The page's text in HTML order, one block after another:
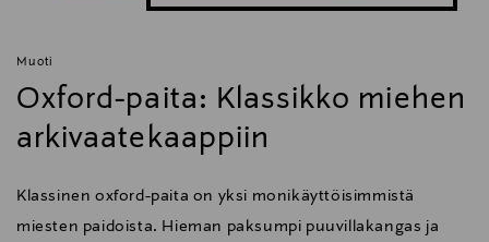
Muoti
Oxford-paita: Klassikko miehen
arkivaatekaappiin
Klassinen oxford-paita on yksi monikäyttöisimmistä
miesten paidoista. Hieman paksumpi puuvillakangas ja